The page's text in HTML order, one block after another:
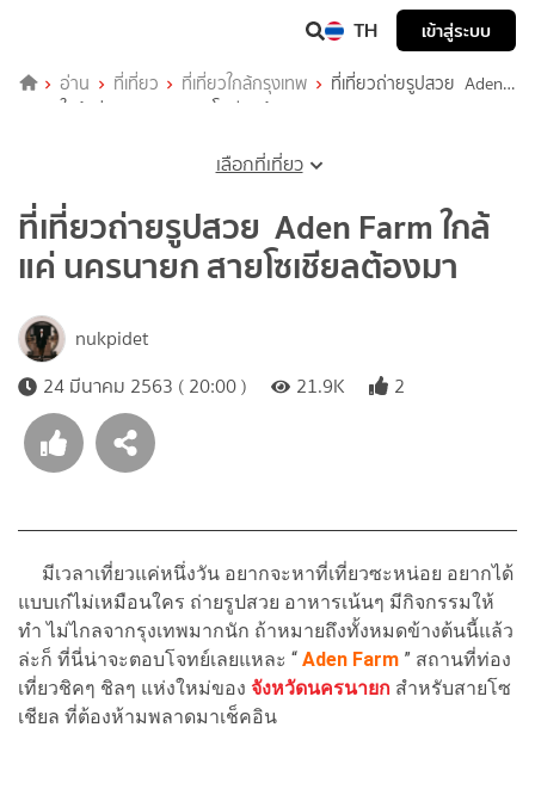
TH เข้าสู่ระบบ
อ่าน ที่เที่ยว ที่เที่ยวใกล้กรุงเทพ
ที่เที่ยวถ่ายรูปสวย Aden
Farm ใกล้แค่ นครนายก สายโซเชียลต้องมา
เลือกที่เที่ยว
ที่เที่ยวถ่ายรูปสวย Aden Farm ใกล้
แค่ นครนายก สายโซเชียลต้องมา
nukpidet
24 มีนาคม 2563 ( 20:00 )
21.9K 2
มีเวลาเที่ยวแค่หนึ่งวัน อยากจะหาที่เที่ยวซะหน่อย อยากได้
แบบเก๋ไม่เหมือนใคร ถ่ายรูปสวย อาหารเน้นๆ มีกิจกรรมให้
ทำ ไม่ไกลจากรุงเทพมากนัก ถ้าหมายถึงทั้งหมดข้างต้นนี้แล้ว
ล่ะก็ ที่นี่น่าจะตอบโจทย์เลยแหละ “ Aden Farm ” สถานที่ท่อง
เที่ยวชิคๆ ชิลๆ แห่งใหม่ของ จังหวัดนครนายก สำหรับสายโซ
เชียล ที่ต้องห้ามพลาดมาเช็คอิน